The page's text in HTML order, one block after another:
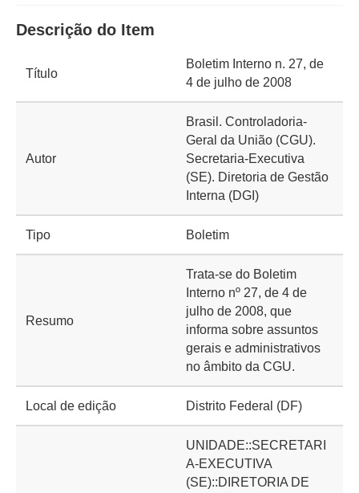
Descrição do Item
Título
Boletim Interno n. 27, de
4 de julho de 2008
Autor
Brasil. Controladoria-
Geral da União (CGU).
Secretaria-Executiva
(SE). Diretoria de Gestão
Interna (DGI)
Tipo Boletim
Resumo
Trata-se do Boletim
Interno nº 27, de 4 de
julho de 2008, que
informa sobre assuntos
gerais e administrativos
no âmbito da CGU.
Local de edição Distrito Federal (DF)
UNIDADE::SECRETARI
A-EXECUTIVA
(SE)::DIRETORIA DE